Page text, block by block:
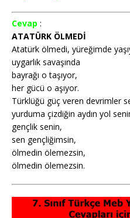
Cevap :
ATATÜRK ÖLMEDİ
Atatürk ölmedi, yüreğimde
uygarlık savaşında
bayrağı o taşıyor,
her gücü o aşıyor.
Türklüğü güç veren devrimler
yurduma çizdiğin aydın yol
gençlik senin,
sen gençliğimsin,
ölmedin ölemezsin,
ölmedin ölemezsin.